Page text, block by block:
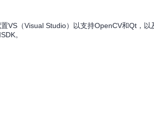
VS（Visual Studio）以支持OpenCV和Qt，以
。